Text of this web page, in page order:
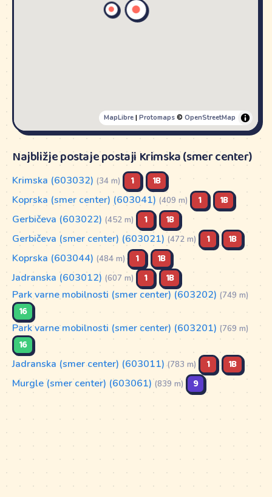
MapLibre| Protomaps© OpenStreetMap
Najbližje postaje postaji Krimska (smer center)
Krimska (603032) (34 m) 1 1B
Koprska (smer center) (603041) (409 m) 1 1B
Gerbičeva (603022) (452 m) 1 1B
Gerbičeva (smer center) (603021) (472 m) 1 1B
Koprska (603044) (484 m) 1 1B
Jadranska (603012) (607 m) 1 1B
Park varne mobilnosti (smer center) (603202) (749 m)
16
Park varne mobilnosti (smer center) (603201) (769 m)
16
Jadranska (smer center) (603011) (783 m) 1 1B
Murgle (smer center) (603061) (839 m) 9